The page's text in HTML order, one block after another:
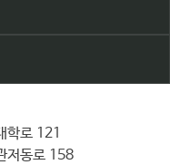
학로 121
저동로 158